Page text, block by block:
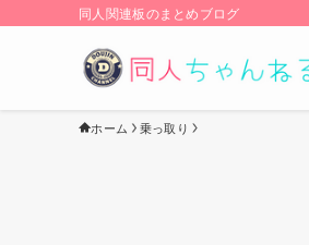
同人関連板のまとめブログ
ホーム 乗っ取り